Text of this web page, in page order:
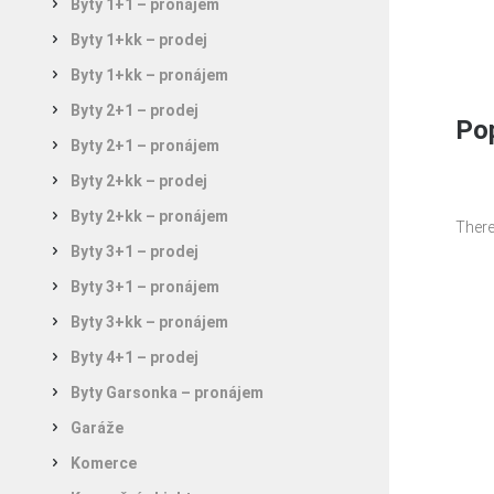
Byty 1+1 – pronájem
Byty 1+kk – prodej
Byty 1+kk – pronájem
Byty 2+1 – prodej
Byty 2+1 – pronájem
Byty 2+kk – prodej
Byty 2+kk – pronájem
Byty 3+1 – prodej
Byty 3+1 – pronájem
Byty 3+kk – pronájem
Byty 4+1 – prodej
Byty Garsonka – pronájem
Garáže
Komerce